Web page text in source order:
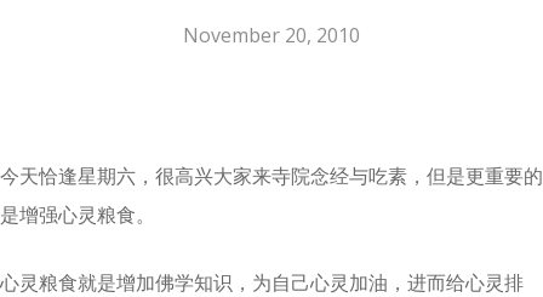
November 20, 2010
今天恰逢星期六，很高兴大家来寺院念经与吃素，但是更重要的
是增强心灵粮食。
心灵粮食就是增加佛学知识，为自己心灵加油，进而给心灵排